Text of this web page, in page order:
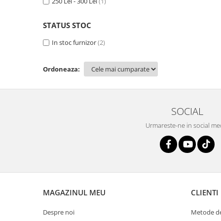
Etajere baie
STATUS STOC
In stoc furnizor(2)
Ordoneaza:
SOCIAL
Urmareste-ne in social
MAGAZINUL MEU
Despre noi
CLIENTI
Metode